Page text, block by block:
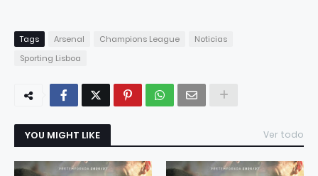
Tags Arsenal Champions League
Noticias
Sporting Lisboa
YOU MIGHT LIKE Ver todo